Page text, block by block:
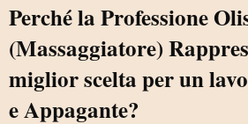
Perché la Professione
(Massaggiatore)
miglior scelta per un
e Appagante?